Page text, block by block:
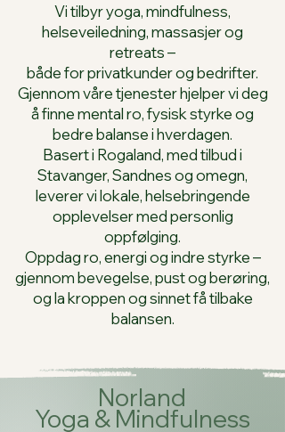
​​Vi tilbyr yoga, mindfulness,
helseveiledning, massasjer og
retreats –
både for privatkunder og bedrifter.
Gjennom våre tjenester hjelper vi deg
å finne mental ro, fysisk styrke og
bedre balanse i hverdagen.
Basert i Rogaland, med tilbud i
Stavanger, Sandnes og omegn,
leverer vi lokale, helsebringende
opplevelser med personlig
oppfølging.
Oppdag ro, energi og indre styrke –
gjennom bevegelse, pust og berøring,
og la kroppen og sinnet få tilbake
balansen.
Norland
Yoga & Mindfulness